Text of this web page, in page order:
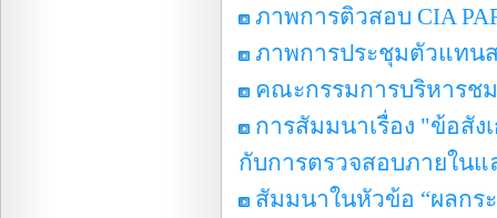
ภาพการติวสอบ CIA
ภาพการประชุมตัวแทน
คณะกรรมการบริหารชม
การสัมมนาเรื่อง "ข้อสัง
กับการตรวจสอบภายใน
สัมมนาในหัวข้อ “ผลกร